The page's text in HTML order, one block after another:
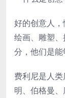
好的创意人，
绘画、雕塑
分，他们是能
费利尼是人
明、伯格曼